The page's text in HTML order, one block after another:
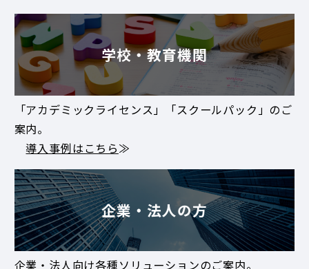
学校・教育機関
「アカデミックライセンス」「スクールパック」のご
案内。
導入事例はこちら≫
企業・法人の方
企業・法人向け各種ソリューションのご案内。